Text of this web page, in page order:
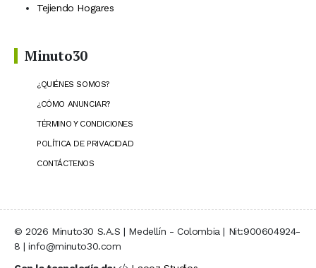
Tejiendo Hogares
Minuto30
¿QUIÉNES SOMOS?
¿CÓMO ANUNCIAR?
TÉRMINO Y CONDICIONES
POLÍTICA DE PRIVACIDAD
CONTÁCTENOS
© 2026 Minuto30 S.A.S | Medellín - Colombia | Nit:900604924-
8 | info@minuto30.com